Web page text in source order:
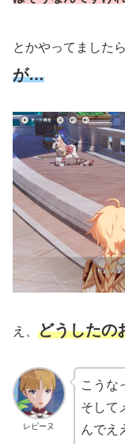
とかやってました
が…
え、 どうしたの
レピーヌ
こうな
そして
んでえ